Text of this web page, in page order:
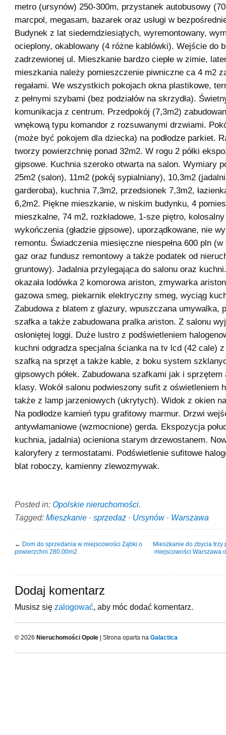
metro (ursynów) 250-300m, przystanek autobusowy
marcpol, megasam, bazarek oraz usługi w
Budynek z lat siedemdziesiątych, wyremontowany,
ocieplony, okablowany (4 różne kablówki). Wejście do
zadrzewionej ul. Mieszkanie bardzo ciepłe w zimie,
mieszkania należy pomieszczenie piwniczne ca 4 m2
regałami. We wszystkich pokojach okna plastikowe,
z pełnymi szybami (bez podziałów na skrzydła).
komunikacja z centrum. Przedpokój (7,3m2)
wnękową typu komandor z rozsuwanymi drzwiami.
(może być pokojem dla dziecka) na podłodze parkiet.
tworzy powierzchnię ponad 32m2. W rogu 2 półki
gipsowe. Kuchnia szeroko otwarta na salon. Wymiary
25m2 (salon), 11m2 (pokój sypialniany), 10,3m2
garderoba), kuchnia 7,3m2, przedsionek 7,3m2,
6,2m2. Piękne mieszkanie, w niskim budynku, 4
mieszkalne, 74 m2, rozkładowe, 1-sze piętro,
wykończenia (gładzie gipsowe), uporządkowane, nie
remontu. Świadczenia miesięczne niespełna 600 pln (w
gaz oraz fundusz remontowy a także podatek od
gruntowy). Jadalnia przylegająca do salonu oraz
okazała lodówka 2 komorowa ariston, zmywarka
gazowa smeg, piekarnik elektryczny smeg, wyciąg
Zabudowa z blatem z glazury, wpuszczana umywalka,
szafka a także zabudowana pralka ariston. Z salonu
osłoniętej loggi. Duże lustro z podświetleniem
kuchni odgradza specjalna ścianka na tv lcd (42 cale)
szafką na sprzęt a także kable, z boku system
gipsowych półek. Zabudowana szafkami jak i sprzętem
klasy. Wokół salonu podwieszony sufit z oświetleniem
także z lamp jarzeniowych (ukrytych). Widok z okien
Na podłodze kamień typu grafitowy marmur. Drzwi
antywłamaniowe (wzmocnione) gerda. Ekspozycja
kuchnia, jadalnia) ocieniona starym drzewostanem.
kaloryfery z termostatami. Podświetlenie sufitowe
blat roboczy, kamienny zlewozmywak.
Posted in: Opolskie nieruchomości.
Tagged: Mieszkanie · sprzedaż · Ursynów· Warszawa
← Dom do sprzedania w miejscowości Ząbki o
powierzchni 280.00m2
Mieszkanie do zbycia
miejscowości Warszawa
Dodaj komentarz
Musisz się zalogować , aby móc dodać komentarz.
© 2026 Nieruchomości Opole | Strona oparta na Galactica